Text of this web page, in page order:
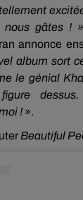
gâtes ! »
annonce
album sort
le génial
! ».
Beautiful